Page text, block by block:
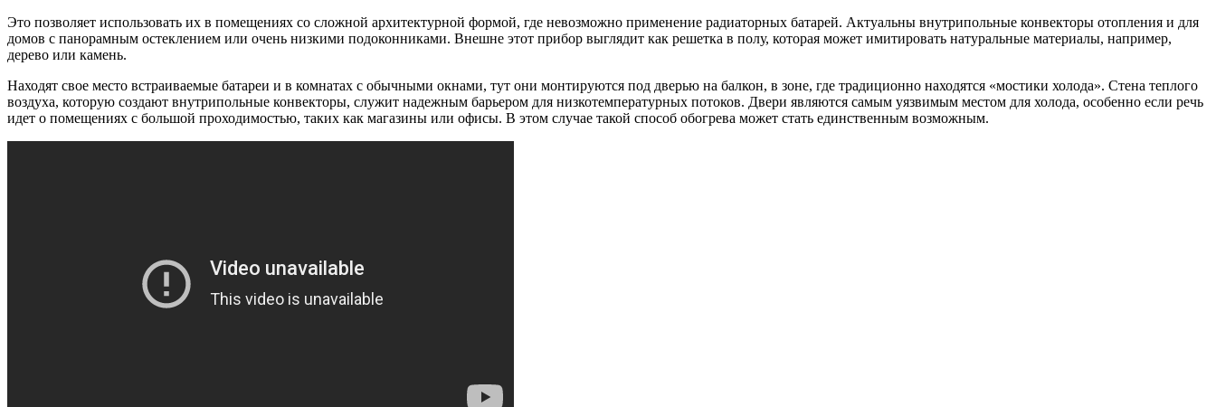
Это позволяет использовать их в помещениях со сложной архитектурной формой, где невозможно применение радиаторных батарей. Актуальны внутрипольные конвекторы отопления и для
домов с панорамным остеклением или очень низкими подоконниками. Внешне этот прибор выглядит как решетка в полу, которая может имитировать натуральные материалы, например,
дерево или камень.
Находят свое место встраиваемые батареи и в комнатах с обычными окнами, тут они монтируются под дверью на балкон, в зоне, где традиционно находятся «мостики холода». Стена теплого
воздуха, которую создают внутрипольные конвекторы, служит надежным барьером для низкотемпературных потоков. Двери являются самым уязвимым местом для холода, особенно если речь
идет о помещениях с большой проходимостью, таких как магазины или офисы. В этом случае такой способ обогрева может стать единственным возможным.